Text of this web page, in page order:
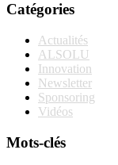
Catégories
Actualités
ALSOLU
Innovation
Newsletter
Sponsoring
Vidéos
Mots-clés